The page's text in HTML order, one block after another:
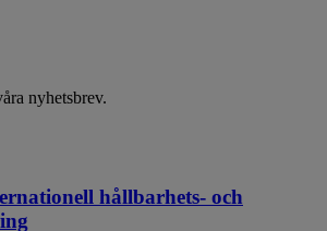
nyhetsbrev.
hållbarhets- och